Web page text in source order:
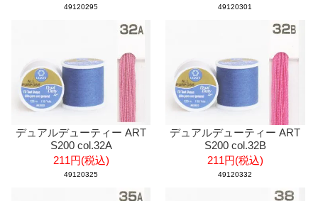
49120295 49120301
デュアルデューティー ART
S200 col.32A
211円(税込)
49120325
デュアルデューティー ART
S200 col.32B
211円(税込)
49120332